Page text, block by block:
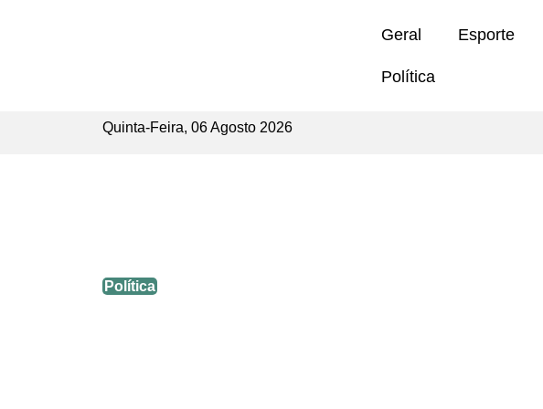
Geral Esporte
Política
Quinta-Feira, 06 Agosto 2026
Política